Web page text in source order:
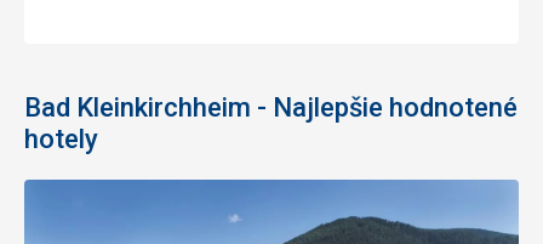
Bad Kleinkirchheim - Najlepšie hodnotené
hotely